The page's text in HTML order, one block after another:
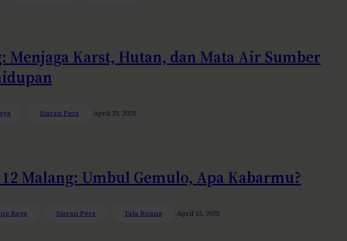
Karst, Hutan, dan Mata Air Sumber
Siaran Pers April 23, 2025
Malang: Umbul Gemulo, Apa Kabarmu?
Raya Siaran Pers Tata Ruang April 15, 2025